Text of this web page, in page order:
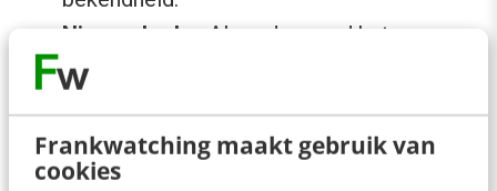
Frankwatching maakt gebruik van
cookies
Nieuwe looks
Al eerder
werd het
webdesign van Pinterest grondig
goed onderhanden genomen. Enkele app
updates later ziet de Pinterest-app er heel